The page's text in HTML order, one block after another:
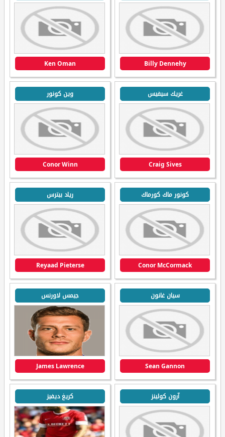
Billy Dennehy
Ken Oman
غريك سيفيس
Craig Sives
وين كونور
Conor Winn
كونور ماك كورماك
Conor McCormack
رياد بيترس
Reyaad Pieterse
سيان غانون
Sean Gannon
جيمس لاورنس
James Lawrence
آرون كولينز كريغ ديفيز